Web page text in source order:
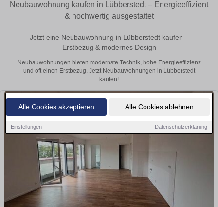
Alle Cookies akzeptieren Alle Cookies ablehnen
Einstellungen Datenschutzerklärung
Neubauwohnung kaufen in Lübberstedt – Energieeffizient
& hochwertig ausgestattet
Jetzt eine Neubauwohnung in Lübberstedt kaufen –
Erstbezug & modernes Design
Neubauwohnungen bieten modernste Technik, hohe Energieeffizienz
und oft einen Erstbezug. Jetzt Neubauwohnungen in Lübberstedt
kaufen!